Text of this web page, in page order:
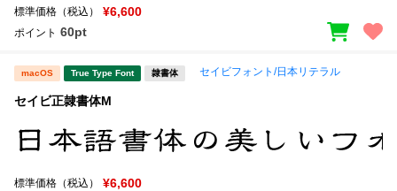
マイページ
丸ゴシック
教科書体
草書体 勘亭流
標準価格（税込） ¥6,600
ポイント 60pt
macOS True Type Font 隷書体 セイビフォント/日本リテラル
セイビ正隷書体M
標準価格（税込） ¥6,600